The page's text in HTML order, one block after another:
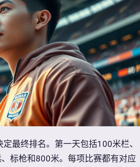
最终排名。第一天包括100米栏、
标枪和800米。每项比赛都有对应